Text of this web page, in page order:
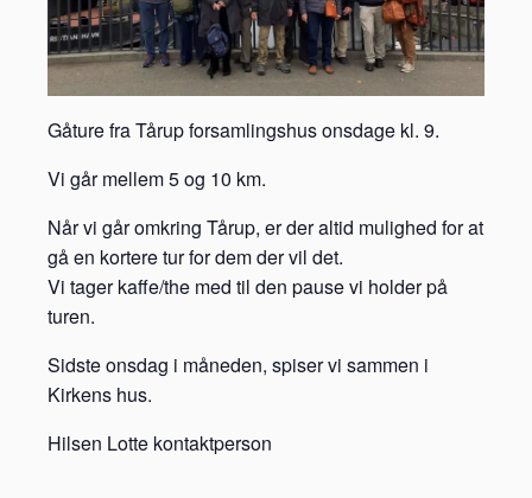
Gåture fra Tårup forsamlingshus onsdage kl. 9.
Vi går mellem 5 og 10 km.
Når vi går omkring Tårup, er der altid mulighed for at
gå en kortere tur for dem der vil det.
Vi tager kaffe/the med til den pause vi holder på
turen.
Sidste onsdag i måneden, spiser vi sammen i
Kirkens hus.
Hilsen Lotte kontaktperson